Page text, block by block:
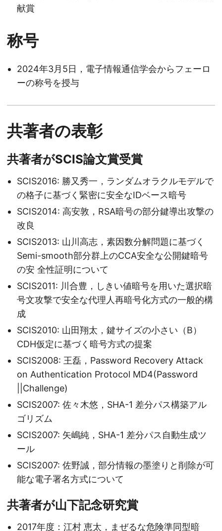
献賞
称号
2024年3月5日，電子情報通信学会からフェーロ
ーの称号を授与
共著者の表彰
共著者がSCIS論文賞受賞
SCIS2016: 勝又秀一，ランダムオラクルモデルで
の格子に基づく緊密に安全なIDベース暗号
SCIS2014: 高安敦，RSA暗号の部分鍵導出攻撃の
改良
SCIS2013: 山川高志，素因数分解問題に基づく
Semi-smooth部分群上のCCA安全な公開鍵暗号
の安 全性証明について
SCIS2011: 川合豊，しきい値暗号を用いた選択暗
号文攻撃で安全な代理人再暗号化方式の一般的構
成
SCIS2010: 山田翔太，鍵サイズの小さい（B）
CDH仮定に基づく暗号方式の提案
SCIS2008: 王磊，Password Recovery Attack
on Authentication Protocol MD4(Password
||Challenge)
SCIS2007: 佐々木悠，SHA-1 差分パス構築アル
ゴリズム
SCIS2007: 矢嶋純，SHA-1 差分パス自動生成ツ
ール
SCIS2007: 佐野誠，部分情報の墨塗りと削除が可
能な電子署名方式について
共著者が山下記念研究賞
2017年度：江村 恵太，まぜるな危険準同型暗